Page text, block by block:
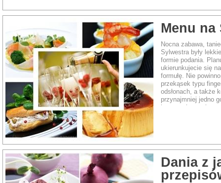
Menu na
Nocna zabawa,
Sylwestra były
formie podania.
ukierunkujecie się
formułę. Nie
przekąsek typu
odsłonach, a także
przynajmniej jedno
i zapewni energię na
Dania z